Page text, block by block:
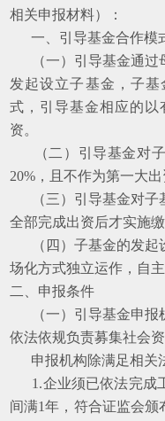
相关申报材料）：
一、引导基金合作模
（一）引导基金通过
发起设立子基金，子
式，引导基金相应的以
资。
（二）引导基金对子
20%，且不作为第一大出
（三）引导基金对子
全部完成出资后才实施缴
（四）子基金的发起
场化方式独立运作，自
二、申报条件
（一）引导基金申报
依法依规负责募集社会资
申报机构除满足相关
1.企业须已依法完成
间满1年，符合证监会